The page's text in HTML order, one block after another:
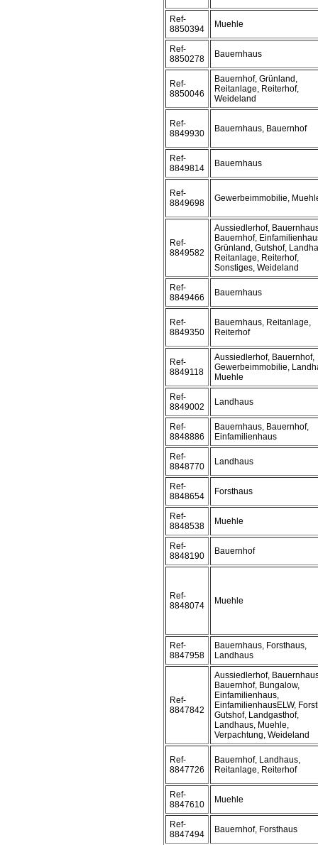
Ref-
8850394
Muehle
Ref-
8850278
Bauernhaus
Ref-
8850046
Bauernhof, Grünland,
Reitanlage, Reiterhof,
Weideland
Ref-
8849930
Bauernhaus, Bauernhof
Ref-
8849814
Bauernhaus
Ref-
8849698
Gewerbeimmobilie,
Ref-
8849582
Aussiedlerhof,
Bauernhof,
Grünland, Gutshof,
Reitanlage, Reiterhof,
Sonstiges, Weideland
Ref-
8849466
Bauernhaus
Ref-
8849350
Bauernhaus, Reitanlage,
Reiterhof
Ref-
8849118
Aussiedlerhof, Bauernhof,
Gewerbeimmobilie,
Muehle
Ref-
8849002
Landhaus
Ref-
8848886
Bauernhaus, Bauernhof,
Einfamilienhaus
Ref-
8848770
Landhaus
Ref-
8848654
Forsthaus
Ref-
8848538
Muehle
Ref-
8848190
Bauernhof
Ref-
8848074
Muehle
Ref-
8847958
Bauernhaus, Forsthaus,
Landhaus
Ref-
8847842
Aussiedlerhof,
Bauernhof, Bungalow,
Einfamilienhaus,
EinfamilienhausELW,
Gutshof, Landgasthof,
Landhaus, Muehle,
Verpachtung, Weideland
Ref-
8847726
Bauernhof, Landhaus,
Reitanlage, Reiterhof
Ref-
8847610
Muehle
Ref-
8847494
Bauernhof, Forsthaus